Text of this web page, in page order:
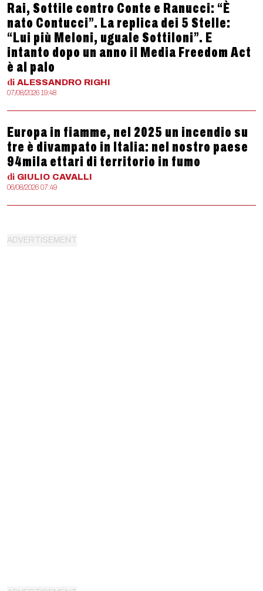
Rai, Sottile contro Conte e Ranucci: “È
nato Contucci”. La replica dei 5 Stelle:
“Lui più Meloni, uguale Sottiloni”. E
intanto dopo un anno il Media Freedom Act
è al palo
di ALESSANDRO RIGHI
07/08/2026 19:48
Europa in fiamme, nel 2025 un incendio su
tre è divampato in Italia: nel nostro paese
94mila ettari di territorio in fumo
di GIULIO CAVALLI
06/08/2026 07:49